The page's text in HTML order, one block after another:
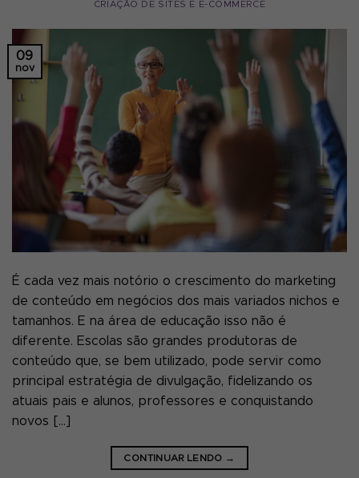
CRIAÇÃO DE SITES E E-COMMERCE
09
nov
É cada vez mais notório o crescimento do marketing
de conteúdo em negócios dos mais variados nichos e
tamanhos. E na área de educação isso não é
diferente. Escolas são grandes produtoras de
conteúdo que, se bem utilizado, pode servir como
principal estratégia de divulgação, fidelizando os
atuais pais e alunos, professores e conquistando
novos […]
CONTINUAR LENDO →